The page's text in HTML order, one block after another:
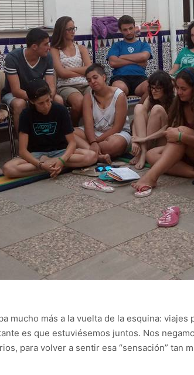
mucho más a la vuelta de la esquina:
es que estuviésemos juntos. Nos
para volver a sentir esa “sensación” tan